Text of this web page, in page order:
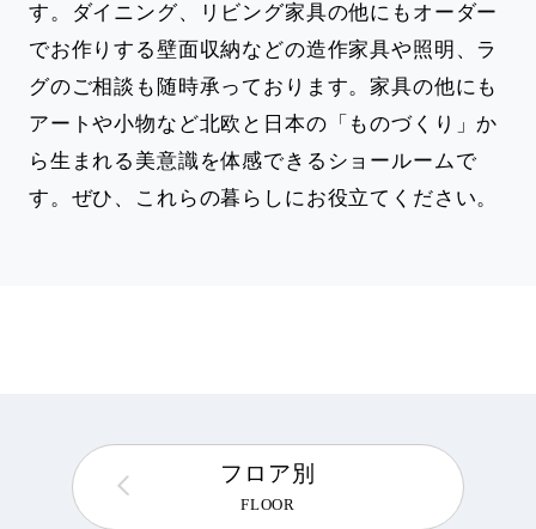
す。ダイニング、リビング家具の他にもオーダー
でお作りする壁面収納などの造作家具や照明、ラ
グのご相談も随時承っております。家具の他にも
アートや小物など北欧と日本の「ものづくり」か
ら生まれる美意識を体感できるショールームで
す。ぜひ、これらの暮らしにお役立てください。
フロア別
FLOOR